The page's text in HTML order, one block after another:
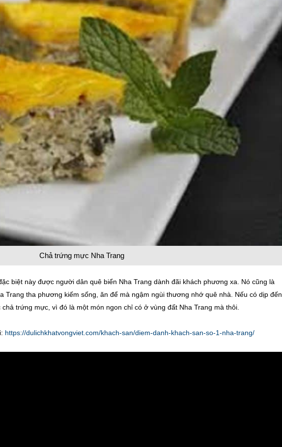
Chả trứng mực Nha Trang
biệt này được người dân quê biển Nha Trang dành đãi khách phương xa. Nó cũng là
Trang tha phương kiếm sống, ăn để mà ngậm ngùi thương nhớ quê nhà. Nếu có dịp đến
trứng mực, vì đó là một món ngon chỉ có ở vùng đất Nha Trang mà thôi.
https://dulichkhatvongviet.com/khach-san/diem-danh-khach-san-so-1-nha-trang/